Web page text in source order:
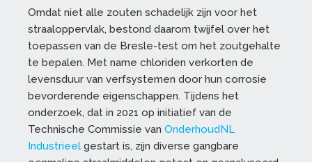
Omdat niet alle zouten schadelijk zijn voor het
straaloppervlak, bestond daarom twijfel over het
toepassen van de Bresle-test om het zoutgehalte
te bepalen. Met name chloriden verkorten de
levensduur van verfsystemen door hun corrosie
bevorderende eigenschappen. Tijdens het
onderzoek, dat in 2021 op initiatief van de
Technische Commissie van OnderhoudNL
Industrieel gestart is, zijn diverse gangbare